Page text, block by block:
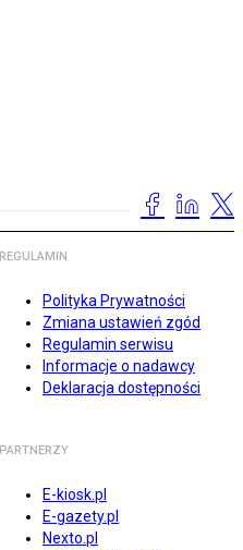
REGULAMIN
Polityka Prywatności
Zmiana ustawień zgód
Regulamin serwisu
Informacje o nadawcy
Deklaracja dostępności
PARTNERZY
E-kiosk.pl
E-gazety.pl
Nexto.pl